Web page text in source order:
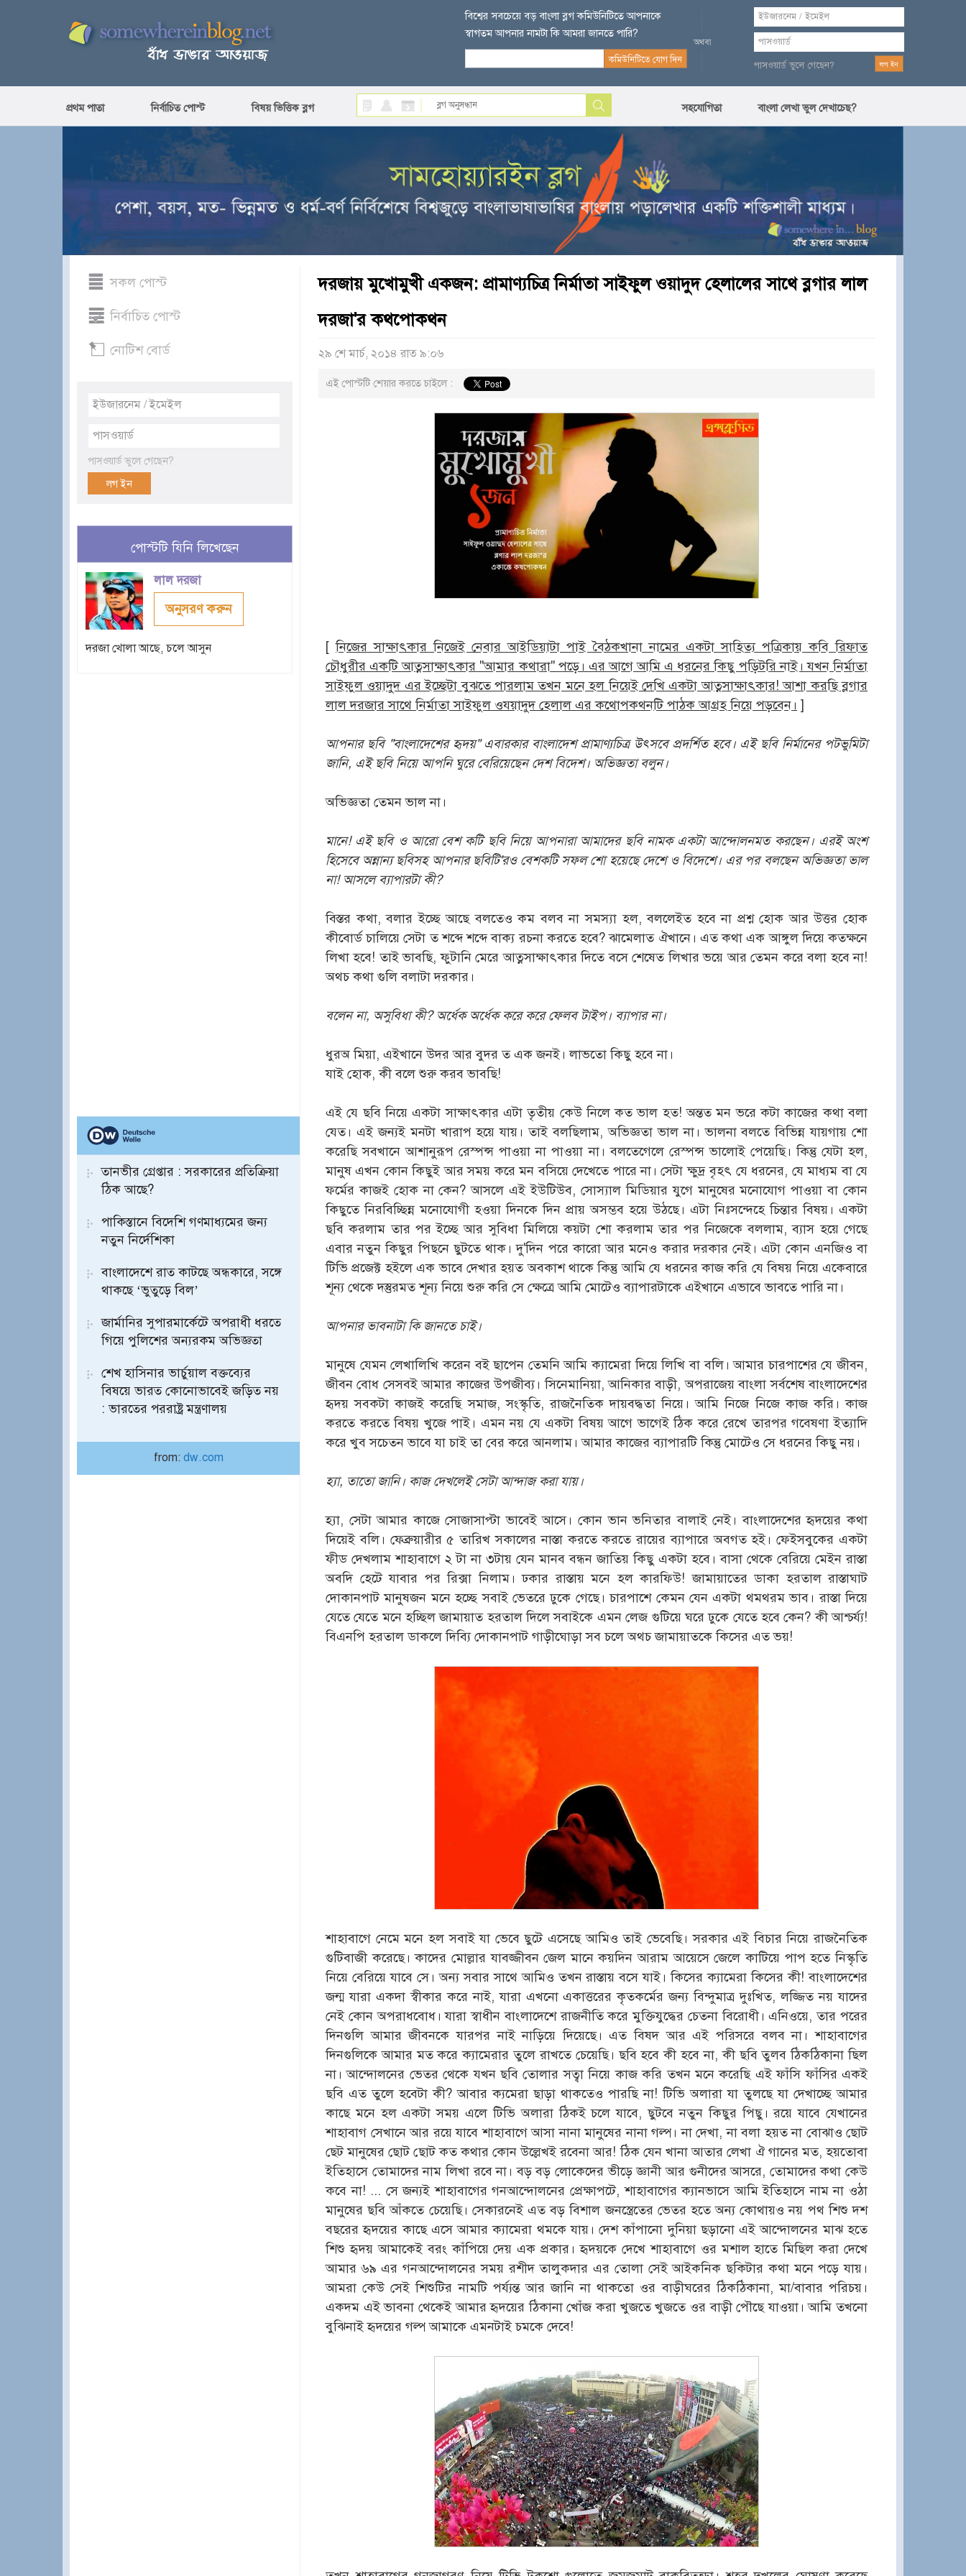
বিশ্বের সবচেয়ে বড় বাংলা ব্লগ কমিউনিটিতে আপনাকে
স্বাগতম আপনার নামটা কি আমরা জানতে পারি?
পাসওয়ার্ড ভুলে গেছেন?
প্রথম পাতা নির্বাচিত পোস্ট বিষয় ভিত্তিক ব্লগ সহযোগিতা বাংলা লেখা ভুল দেখাচেছ?
সকল পোস্ট
নির্বাচিত পোস্ট
নোটিশ বোর্ড
পাসওয়ার্ড ভুলে গেছেন?
পোস্টটি যিনি লিখেছেন
লাল দরজা
অনুসরণ করুন
দরজা খোলা আছে, চলে আসুন
তানভীর গ্রেপ্তার : সরকারের প্রতিক্রিয়া
ঠিক আছে?
পাকিস্তানে বিদেশি গণমাধ্যমের জন্য
নতুন নির্দেশিকা
বাংলাদেশে রাত কাটছে অন্ধকারে, সঙ্গে
থাকছে ‘ভুতুড়ে বিল’
জার্মানির সুপারমার্কেটে অপরাধী ধরতে
গিয়ে পুলিশের অন্যরকম অভিজ্ঞতা
শেখ হাসিনার ভার্চুয়াল বক্তব্যের
বিষয়ে ভারত কোনোভাবেই জড়িত নয়
: ভারতের পররাষ্ট্র মন্ত্রণালয়
from: dw.com
দরজায় মুখোমুখী একজন: প্রামাণ্যচিত্র নির্মাতা সাইফুল ওয়াদুদ হেলালের সাথে ব্লগার লাল
দরজা'র কথপোকথন
২৯ শে মার্চ, ২০১৪ রাত ৯:০৬
এই পোস্টটি শেয়ার করতে চাইলে :
[নিজের সাক্ষাৎকার নিজেই নেবার আইডিয়াটা পাই বৈঠকখানা নামের একটা সাহিত্য পত্রিকায় কবি রিফাত
চৌধুরীর একটি আত্নসাক্ষাৎকার "আমার কথারা" পড়ে। এর আগে আমি এ ধরনের কিছু পড়িটরি নাই। যখন নির্মাতা
সাইফুল ওয়াদুদ এর ইচ্ছেটা বুঝতে পারলাম তখন মনে হল নিয়েই দেখি একটা আত্নসাক্ষাৎকার! আশা করছি ব্লগার
লাল দরজার সাথে নির্মাতা সাইফুল ওযয়াদুদ হেলাল এর কথোপকথনটি পাঠক আগ্রহ নিয়ে পড়বেন। ]
আপনার ছবি "বাংলাদেশের হৃদয়" এবারকার বাংলাদেশ প্রামাণ্যচিত্র উৎসবে প্রদর্শিত হবে। এই ছবি নির্মানের পটভুমিটা
জানি, এই ছবি নিয়ে আপনি ঘুরে বেরিয়েছেন দেশ বিদেশ। অভিজ্ঞতা বলুন।
অভিজ্ঞতা তেমন ভাল না।
মানে! এই ছবি ও আরো বেশ কটি ছবি নিয়ে আপনারা আমাদের ছবি নামক একটা আন্দোলনমত করছেন। এরই অংশ
হিসেবে অন্নান্য ছবিসহ আপনার ছবিটি'রও বেশকটি সফল শো হয়েছে দেশে ও বিদেশে। এর পর বলছেন অভিজ্ঞতা ভাল
না! আসলে ব্যাপারটা কী?
বিস্তর কথা, বলার ইচ্ছে আছে বলতেও কম বলব না সমস্যা হল, বললেইত হবে না প্রশ্ন হোক আর উত্তর হোক
কীবোর্ড চালিয়ে সেটা ত শব্দে শব্দে বাক্য রচনা করতে হবে? ঝামেলাত ঐখানে। এত কথা এক আঙ্গুল দিয়ে কতক্ষনে
লিখা হবে! তাই ভাবছি, ফুটানি মেরে আত্নসাক্ষাৎকার দিতে বসে শেষেত লিখার ভয়ে আর তেমন করে বলা হবে না!
অথচ কথা গুলি বলাটা দরকার।
বলেন না, অসুবিধা কী? অর্ধেক অর্ধেক করে করে ফেলব টাইপ। ব্যাপার না।
ধুরঅ মিয়া, এইখানে উদর আর বুদর ত এক জনই। লাভতো কিছু হবে না।
যাই হোক, কী বলে শুরু করব ভাবছি!
এই যে ছবি নিয়ে একটা সাক্ষাৎকার এটা তৃতীয় কেউ নিলে কত ভাল হত! অন্তত মন ভরে কটা কাজের কথা বলা
যেত। এই জন্যই মনটা খারাপ হয়ে যায়। তাই বলছিলাম, অভিজ্ঞতা ভাল না। ভালনা বলতে বিভিন্ন যায়গায় শো
করেছি সবখানে আশানুরূপ রেস্পন্স পাওয়া না পাওয়া না। বলতেগেলে রেস্পন্স ভালোই পেয়েছি। কিন্তু যেটা হল,
মানুষ এখন কোন কিছুই আর সময় করে মন বসিয়ে দেখেতে পারে না। সেটা ক্ষুদ্র বৃহৎ যে ধরনের, যে মাধ্যম বা যে
ফর্মের কাজই হোক না কেন? আসলে এই ইউটিউব, সোস্যাল মিডিয়ার যুগে মানুষের মনোযোগ পাওয়া বা কোন
কিছুতে নিরবিচ্ছিন্ন মনোযোগী হওয়া দিনকে দিন প্রায় অসম্ভব হয়ে উঠছে। এটা নিঃসন্দেহে চিন্তার বিষয়। একটা
ছবি করলাম তার পর ইচ্ছে আর সুবিধা মিলিয়ে কয়টা শো করলাম তার পর নিজেকে বললাম, ব্যাস হয়ে গেছে
এবার নতুন কিছুর পিছনে ছুটতে থাক। দু'দিন পরে কারো আর মনেও করার দরকার নেই। এটা কোন এনজিও বা
টিভি প্রজেক্ট হইলে এক ভাবে দেখার হয়ত অবকাশ থাকে কিন্তু আমি যে ধরনের কাজ করি যে বিষয় নিয়ে একেবারে
শূন্য থেকে দস্তুরমত শূন্য নিয়ে শুরু করি সে ক্ষেত্রে আমি মোটেও ব্যাপারটাকে এইখানে এভাবে ভাবতে পারি না।
আপনার ভাবনাটা কি জানতে চাই।
মানুষে যেমন লেখালিখি করেন বই ছাপেন তেমনি আমি ক্যামেরা দিয়ে লিখি বা বলি। আমার চারপাশের যে জীবন,
জীবন বোধ সেসবই আমার কাজের উপজীব্য। সিনেমানিয়া, আনিকার বাড়ী, অপরাজেয় বাংলা সর্বশেষ বাংলাদেশের
হৃদয় সবকটা কাজই করেছি সমাজ, সংস্কৃতি, রাজনৈতিক দায়বদ্ধতা নিয়ে। আমি নিজে নিজে কাজ করি। কাজ
করতে করতে বিষয় খুজে পাই। এমন নয় যে একটা বিষয় আগে ভাগেই ঠিক করে রেখে তারপর গবেষণা ইত্যাদি
করে খুব সচেতন ভাবে যা চাই তা বের করে আনলাম। আমার কাজের ব্যাপারটি কিন্তু মোটেও সে ধরনের কিছু নয়।
হ্যা, তাতো জানি। কাজ দেখলেই সেটা আন্দাজ করা যায়।
হ্যা, সেটা আমার কাজে সোজাসাপ্টা ভাবেই আসে। কোন ভান ভনিতার বালাই নেই। বাংলাদেশের হৃদয়ের কথা
দিয়েই বলি। ফেব্রুয়ারীর ৫ তারিখ সকালের নাস্তা করতে করতে রায়ের ব্যাপারে অবগত হই। ফেইসবুকের একটা
ফীড দেখলাম শাহাবাগে ২ টা না ৩টায় যেন মানব বন্ধন জাতিয় কিছু একটা হবে। বাসা থেকে বেরিয়ে মেইন রাস্তা
অবদি হেটে যাবার পর রিক্সা নিলাম। ঢকার রাস্তায় মনে হল কারফিউ! জামায়াতের ডাকা হরতাল রাস্তাঘাট
দোকানপাট মানুষজন মনে হচ্ছে সবাই ভেতরে ঢুকে গেছে। চারপাশে কেমন যেন একটা থমথরম ভাব। রাস্তা দিয়ে
যেতে যেতে মনে হচ্ছিল জামায়াত হরতাল দিলে সবাইকে এমন লেজ গুটিয়ে ঘরে ঢুকে যেতে হবে কেন? কী আশ্চর্য্য!
বিএনপি হরতাল ডাকলে দিব্যি দোকানপাট গাড়ীঘোড়া সব চলে অথচ জামায়াতকে কিসের এত ভয়!
শাহাবাগে নেমে মনে হল সবাই যা ভেবে ছুটে এসেছে আমিও তাই ভেবেছি। সরকার এই বিচার নিয়ে রাজনৈতিক
গুটিবাজী করেছে। কাদের মোল্লার যাবজ্জীবন জেল মানে কয়দিন আরাম আয়েসে জেলে কাটিয়ে পাপ হতে নিস্কৃতি
নিয়ে বেরিয়ে যাবে সে। অন্য সবার সাথে আমিও তখন রাস্তায় বসে যাই। কিসের ক্যামেরা কিসের কী! বাংলাদেশের
জন্ম যারা একদা স্বীকার করে নাই, যারা এখনো একাত্তরের কৃতকর্মের জন্য বিন্দুমাত্র দুঃখিত, লজ্জিত নয় যাদের
নেই কোন অপরাধবোধ। যারা স্বাধীন বাংলাদেশে রাজনীতি করে মুক্তিযুদ্ধের চেতনা বিরোধী। এনিওয়ে, তার পরের
দিনগুলি আমার জীবনকে যারপর নাই নাড়িয়ে দিয়েছে। এত বিষদ আর এই পরিসরে বলব না। শাহাবাগের
দিনগুলিকে আমার মত করে ক্যামেরার তুলে রাখতে চেয়েছি। ছবি হবে কী হবে না, কী ছবি তুলব ঠিকঠিকানা ছিল
না। আন্দোলনের ভেতর থেকে যখন ছবি তোলার সত্বা নিয়ে কাজ করি তখন মনে করেছি এই ফাঁসি ফাঁসির একই
ছবি এত তুলে হবেটা কী? আবার ক্যমেরা ছাড়া থাকতেও পারছি না! টিভি অলারা যা তুলছে যা দেখাচ্ছে আমার
কাছে মনে হল একটা সময় এলে টিভি অলারা ঠিকই চলে যাবে, ছুটবে নতুন কিছুর পিছু। রয়ে যাবে যেখানের
শাহাবাগ সেখানে আর রয়ে যাবে শাহাবাগে আসা নানা মানুষের নানা গল্প। না দেখা, না বলা হয়ত না বোঝাও ছোট
ছেট মানুষের ছোট ছোট কত কথার কোন উল্লেখই রবেনা আর! ঠিক যেন খানা আতার লেখা ঐ গানের মত, হয়তোবা
ইতিহাসে তোমাদের নাম লিখা রবে না। বড় বড় লোকেদের ভীড়ে জ্ঞানী আর গুনীদের আসরে, তোমাদের কথা কেউ
কবে না! ... সে জন্যই শাহাবাগের গনআন্দোলনের প্রেক্ষাপটে, শাহাবাগের ক্যানভাসে আমি ইতিহাসে নাম না ওঠা
মানুষের ছবি আঁকতে চেয়েছি। সেকারনেই এত বড় বিশাল জনস্ত্রেতের ভেতর হতে অন্য কোথায়ও নয় পথ শিশু দশ
বছরের হৃদয়ের কাছে এসে আমার ক্যামেরা থমকে যায়। দেশ কাঁপানো দুনিয়া ছড়ানো এই আন্দোলনের মাঝ হতে
শিশু হৃদয় আমাকেই বরং কাঁপিয়ে দেয় এক প্রকার। হৃদয়কে দেখে শাহাবাগে ওর মশাল হাতে মিছিল করা দেখে
আমার ৬৯ এর গনআন্দোলনের সময় রশীদ তালুকদার এর তোলা সেই আইকনিক ছকিটার কথা মনে পড়ে যায়।
আমরা কেউ সেই শিশুটির নামটি পর্য্যন্ত আর জানি না থাকতো ওর বাড়ীঘরের ঠিকঠিকানা, মা/বাবার পরিচয়।
একদম এই ভাবনা থেকেই আমার হৃদয়ের ঠিকানা খোঁজ করা খুজতে খুজতে ওর বাড়ী পৌছে যাওয়া। আমি তখনো
বুঝিনাই হৃদয়ের গল্প আমাকে এমনটাই চমকে দেবে!